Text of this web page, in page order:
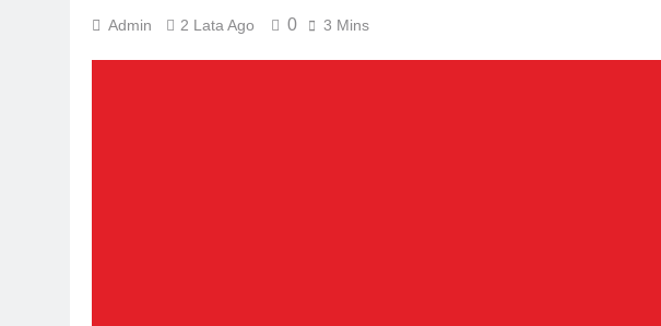
Admin 2 Lata Ago 0 3 Mins